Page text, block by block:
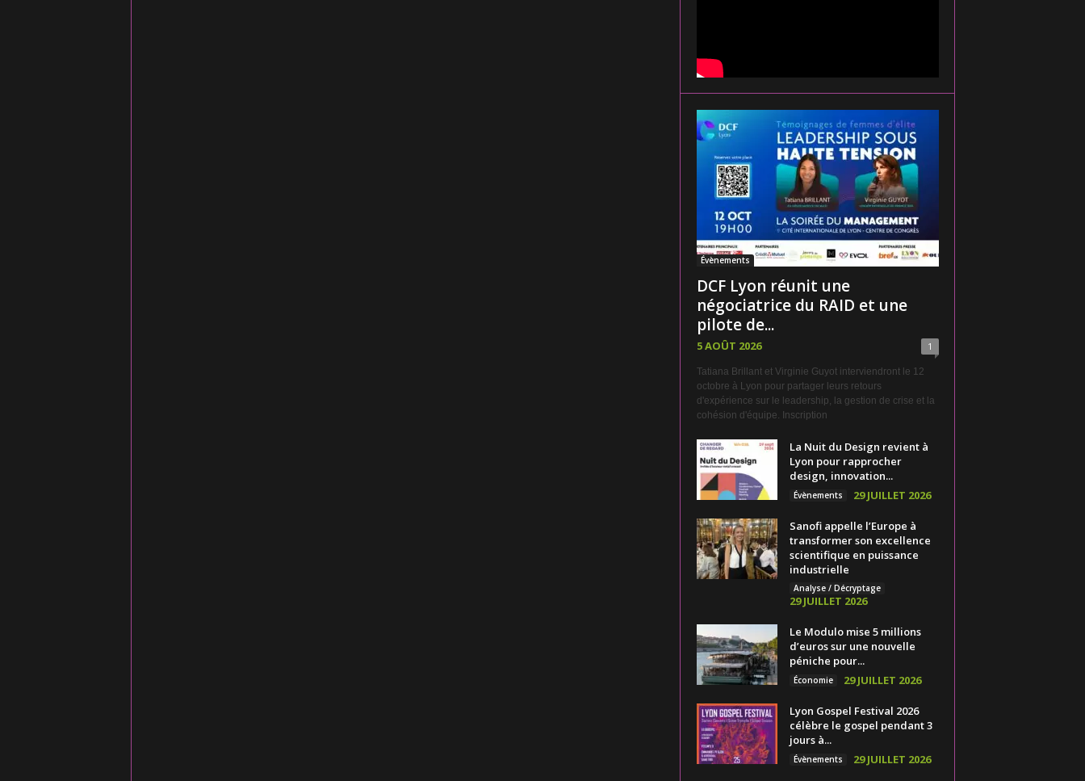
Évènements
DCF Lyon réunit une
négociatrice du RAID et une
pilote de...
5 AOÛT 2026 1
Tatiana Brillant et Virginie Guyot interviendront le 12
octobre à Lyon pour partager leurs retours
d'expérience sur le leadership, la gestion de crise et la
cohésion d'équipe. Inscription
La Nuit du Design revient à
Lyon pour rapprocher
design, innovation...
Évènements 29 JUILLET 2026
Sanofi appelle l’Europe à
transformer son excellence
scientifique en puissance
industrielle
Analyse / Décryptage
29 JUILLET 2026
Le Modulo mise 5 millions
d’euros sur une nouvelle
péniche pour...
Économie 29 JUILLET 2026
Lyon Gospel Festival 2026
célèbre le gospel pendant 3
jours à...
Évènements 29 JUILLET 2026